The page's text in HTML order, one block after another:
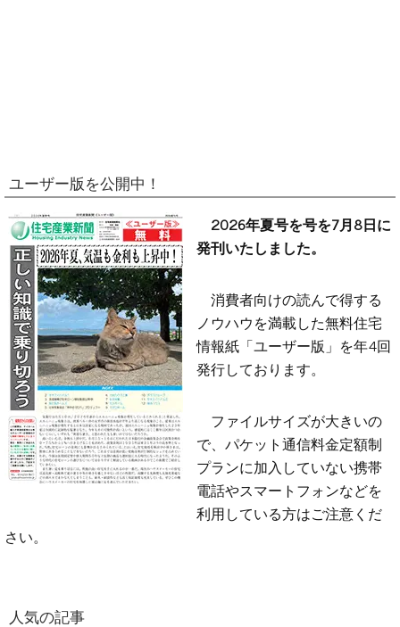
ユーザー版を公開中！
2026年夏号を号を7月8日に
発刊いたしました。
消費者向けの読んで得する
ノウハウを満載した無料住宅
情報紙「ユーザー版」を年4回
発行しております。
ファイルサイズが大きいの
で、パケット通信料金定額制
プランに加入していない携帯
電話やスマートフォンなどを
利用している方はご注意くだ
さい。
人気の記事